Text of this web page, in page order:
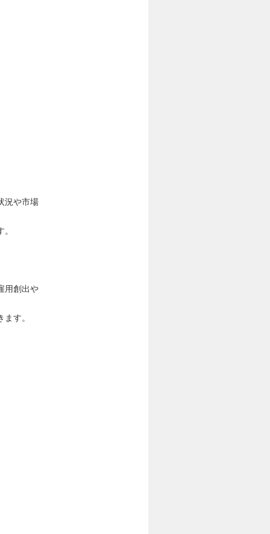
況や市場
用創出や
す。